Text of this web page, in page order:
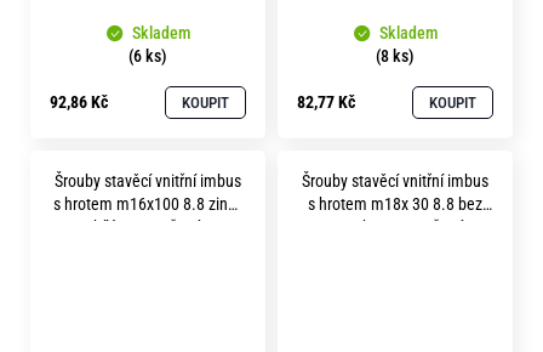
Skladem
(6 ks)
92,86 Kč KOUPIT
Skladem
(8 ks)
82,77 Kč KOUPIT
Šrouby stavěcí vnitřní imbus
s hrotem m16x100 8.8 zinek
bílý soustružené
Šrouby stavěcí vnitřní imbus
s hrotem m18x 30 8.8 bez
povrchu soustružené